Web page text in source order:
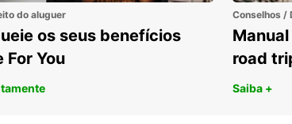
do aluguer
os seus benefícios
For You
Conselhos /
road
Saiba +